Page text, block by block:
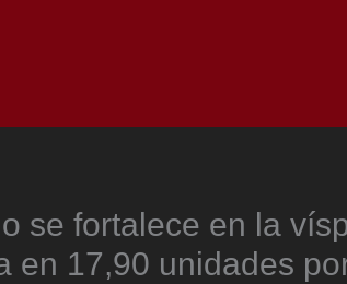
se fortalece en la
en 17,90 unidades